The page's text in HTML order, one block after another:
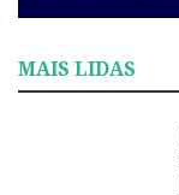
MAIS LIDAS